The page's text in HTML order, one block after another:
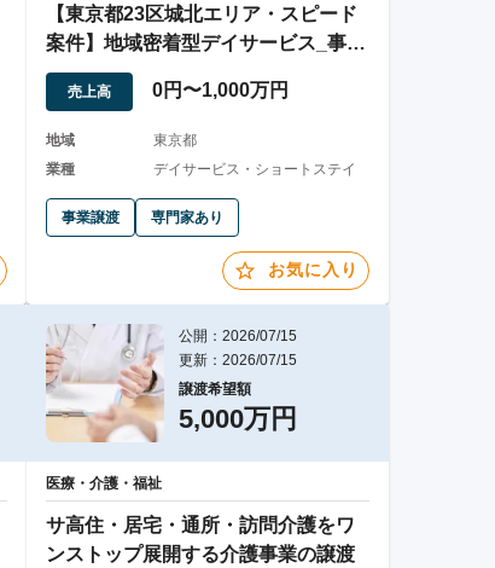
【東京都23区城北エリア・スピード
案件】地域密着型デイサービス_事業
譲渡
売上高 0円〜1,000万円
地域
東京都
業種
デイサービス・ショートステイ
事業譲渡 専門家あり
お気に入り
公開：2026/07/15
更新：2026/07/15
譲渡希望額
5,000万円
医療・介護・福祉
サ高住・居宅・通所・訪問介護をワ
ンストップ展開する介護事業の譲渡